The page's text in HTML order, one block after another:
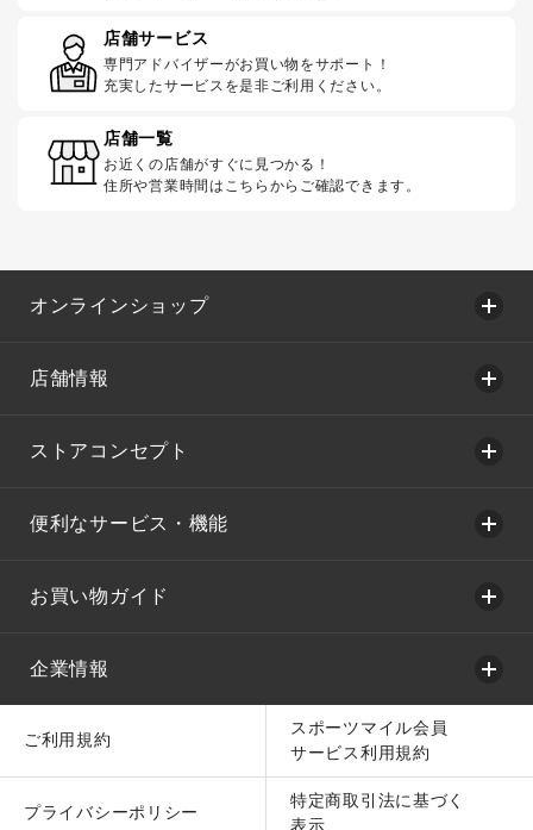
店舗サービス
専門アドバイザーがお買い物をサポート！
充実したサービスを是非ご利用ください。
店舗一覧
お近くの店舗がすぐに見つかる！
住所や営業時間はこちらからご確認できます。
オンラインショップ
店舗情報
ストアコンセプト
便利なサービス・機能
お買い物ガイド
企業情報
ご利用規約
スポーツマイル会員
サービス利用規約
プライバシーポリシー
特定商取引法に基づく
表示